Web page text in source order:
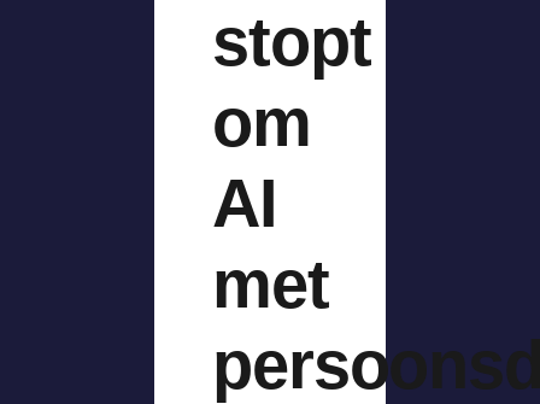
stopt
om
AI
met